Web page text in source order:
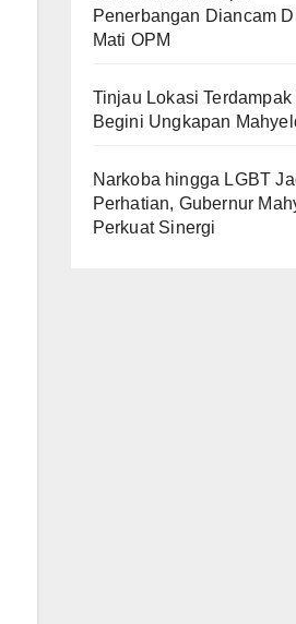
Penerbangan Diancam
Mati OPM
Tinjau Lokasi Terdampak
Begini Ungkapan
Narkoba hingga LGBT
Perhatian, Gubernur
Perkuat Sinergi